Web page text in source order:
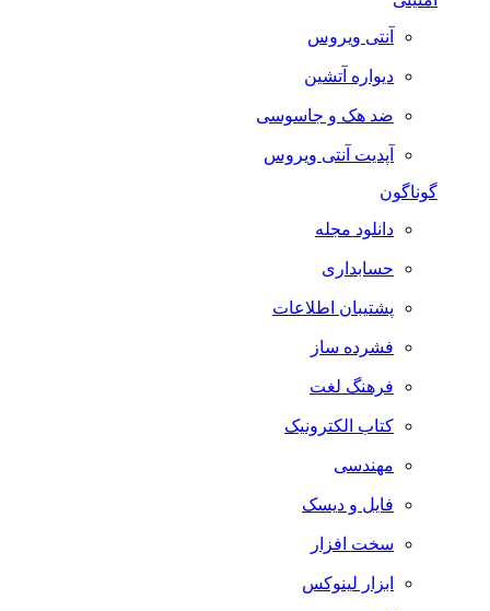
آنتی ویروس
دیواره آتشین
ضد هک و جاسوسی
آپدیت آنتی ویروس
گوناگون
دانلود مجله
حسابداری
پشتیبان اطلاعات
فشرده ساز
فرهنگ لغت
کتاب الکترونیک
مهندسی
فایل و دیسک
سخت افزار
ابزار لینوکس